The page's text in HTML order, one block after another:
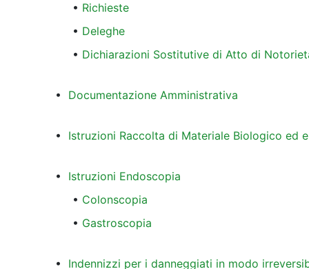
• Richieste
• Deleghe
• Dichiarazioni Sostitutive di Atto di
• Documentazione Amministrativa
• Istruzioni Raccolta di Materiale Biologico ed
• Istruzioni Endoscopia
• Colonscopia
• Gastroscopia
• Indennizzi per i danneggiati in modo